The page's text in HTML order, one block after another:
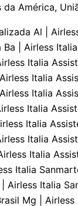
América,
Sanmarte Brasil Se | Airless Italia Conserto Serviços Técnicos Especializados Sanmarte Brasil To | Suporte Técnico Sanmarte Brasil Ac | Suporte Técnico Sanmarte Brasil Al | Suporte Técnico Sanmarte Brasil Ap | Suporte Técnico Sanmarte Brasil Am | Suporte Técnico Sanmarte Brasil Ba | Suporte Técnico Sanmarte Brasil Ce | Suporte Técnico Sanmarte Brasil Df | Suporte Técnico Sanmarte Brasil Es | Suporte Técnico Sanmarte Brasil Go | Suporte Técnico Sanmarte Brasil Ma | Suporte Técnico Sanmarte Brasil Mt | Suporte Técnico Sanmarte Brasil Ms | Suporte Técnico Sanmarte Brasil Mg | Suporte Técnico Sanmarte Brasil Pa | Suporte Técnico Sanmarte Brasil Pb | Suporte Técnico Sanmarte Brasil Pr | Suporte Técnico Sanmarte Brasil Pe | Suporte Técnico Sanmarte Brasil Pi | Suporte Técnico Sanmarte Brasil Rj | Suporte Técnico